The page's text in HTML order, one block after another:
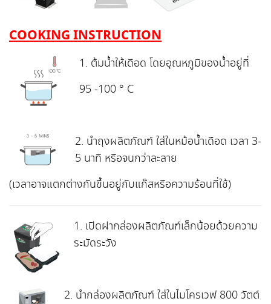
COOKING INSTRUCTION
1. ต้มน้ำให้เดือด โดยอุณหภูมิของน้ำอยู่ที่
95 -100 ° C
2. นำถุงผลิตภัณฑ์ ใส่ในหม้อน้ำเดือด เวลา 3-
5 นาที หรือจนกว่าละลาย
(เวลาอาจแตกต่างกันขึ้นอยู่กับแก๊สหรือความร้อนที่ใช้)
1. เปิดฝากล่องผลิตภัณฑ์เล็กน้อยด้วยความ
ระมัดระวัง
2. นำกล่องผลิตภัณฑ์ ใส่ในไมโครเวฟ 800 วัตต์